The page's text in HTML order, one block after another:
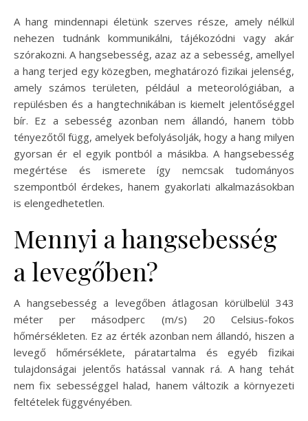
A hang mindennapi életünk szerves része, amely nélkül
nehezen tudnánk kommunikálni, tájékozódni vagy akár
szórakozni. A hangsebesség, azaz az a sebesség, amellyel
a hang terjed egy közegben, meghatározó fizikai jelenség,
amely számos területen, például a meteorológiában, a
repülésben és a hangtechnikában is kiemelt jelentőséggel
bír. Ez a sebesség azonban nem állandó, hanem több
tényezőtől függ, amelyek befolyásolják, hogy a hang milyen
gyorsan ér el egyik pontból a másikba. A hangsebesség
megértése és ismerete így nemcsak tudományos
szempontból érdekes, hanem gyakorlati alkalmazásokban
is elengedhetetlen.
Mennyi a hangsebesség
a levegőben?
A hangsebesség a levegőben átlagosan körülbelül 343
méter per másodperc (m/s) 20 Celsius-fokos
hőmérsékleten. Ez az érték azonban nem állandó, hiszen a
levegő hőmérséklete, páratartalma és egyéb fizikai
tulajdonságai jelentős hatással vannak rá. A hang tehát
nem fix sebességgel halad, hanem változik a környezeti
feltételek függvényében.